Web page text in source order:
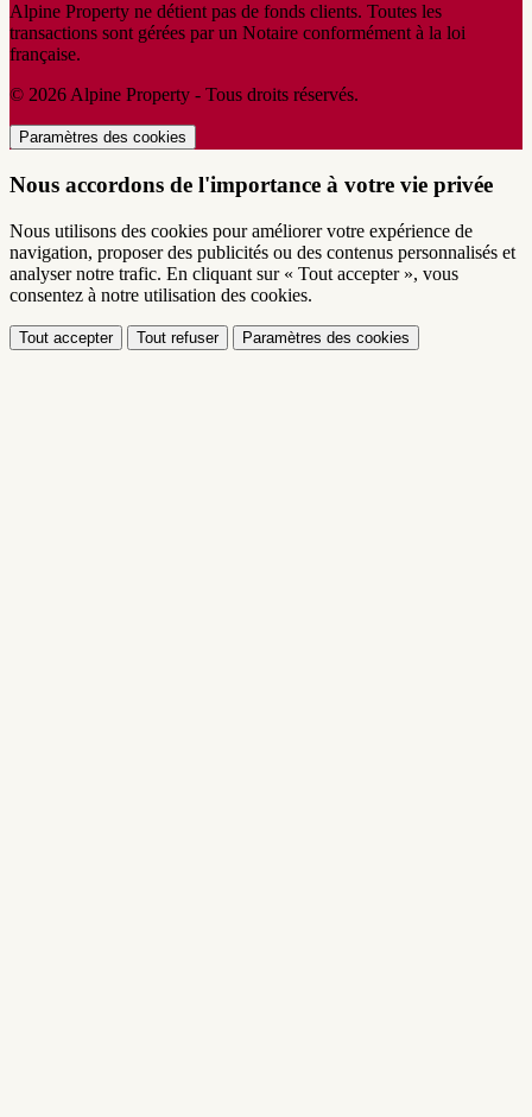
Alpine Property ne détient pas de fonds clients. Toutes les
transactions sont gérées par un Notaire conformément à la loi
française.
© 2026 Alpine Property - Tous droits réservés.
Paramètres des cookies
Nous accordons de l'importance à votre vie privée
Nous utilisons des cookies pour améliorer votre expérience de
navigation, proposer des publicités ou des contenus personnalisés et
analyser notre trafic. En cliquant sur « Tout accepter », vous
consentez à notre utilisation des cookies.
Tout accepter Tout refuser Paramètres des cookies